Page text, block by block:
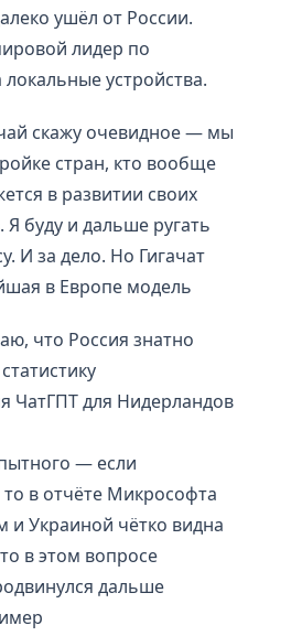
ушёл от России.
лидер по
устройства.
скажу очевидное — мы
стран, кто вообще
в развитии своих
Я буду и дальше ругать
И за дело. Но Гигачат
в Европе модель
что Россия знатно
ЧатГПТ для Нидерландов
— если
то в отчёте Микрософта
Украиной чётко видна
в этом вопросе
дальше